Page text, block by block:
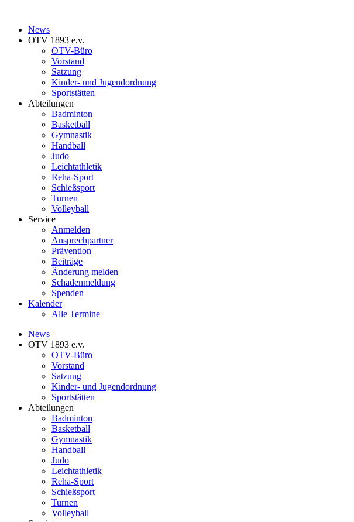
News
OTV 1893 e.v.
OTV-Büro
Vorstand
Satzung
Kinder- und Jugendordnung
Sportstätten
Abteilungen
Badminton
Basketball
Gymnastik
Handball
Judo
Leichtathletik
Reha-Sport
Schießsport
Turnen
Volleyball
Service
Anmelden
Ansprechpartner
Prävention
Beiträge
Änderung melden
Schadenmeldung
Spenden
Kalender
Alle Termine
News
OTV 1893 e.v.
OTV-Büro
Vorstand
Satzung
Kinder- und Jugendordnung
Sportstätten
Abteilungen
Badminton
Basketball
Gymnastik
Handball
Judo
Leichtathletik
Reha-Sport
Schießsport
Turnen
Volleyball